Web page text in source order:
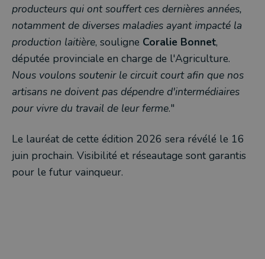
producteurs qui ont souffert ces dernières années,
notamment de diverses maladies ayant impacté la
production laitière, souligne Coralie Bonnet,
députée provinciale en charge de l'Agriculture.
Nous voulons soutenir le circuit court afin que nos
artisans ne doivent pas dépendre d'intermédiaires
pour vivre du travail de leur ferme."
Le lauréat de cette édition 2026 sera révélé le 16
juin prochain. Visibilité et réseautage sont garantis
pour le futur vainqueur.